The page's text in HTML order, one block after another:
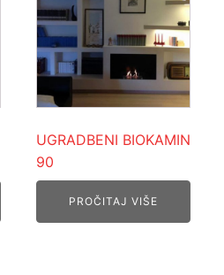
UGRADBENI BIOKAMIN
90
PROČITAJ VIŠE